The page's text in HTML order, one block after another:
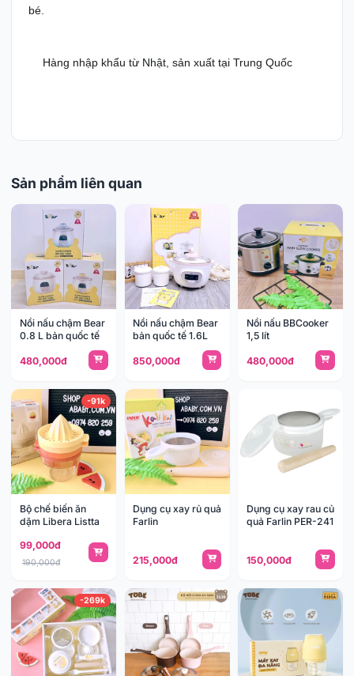
bé.
Hàng nhập khẩu từ Nhật, sản xuất tại Trung Quốc
Sản phẩm liên quan
Nồi nấu chậm Bear
0.8 L bản quốc tế
480,000đ
Nồi nấu chậm Bear
bản quốc tế 1.6L
850,000đ
Nồi nấu BBCooker
1,5 lít
480,000đ
-91k
Bộ chế biến ăn
dặm Libera Listta
99,000đ
190,000đ
Dụng cụ xay rủ quả
Farlin
215,000đ
Dụng cụ xay rau củ
quả Farlin PER-241
150,000đ
-269k